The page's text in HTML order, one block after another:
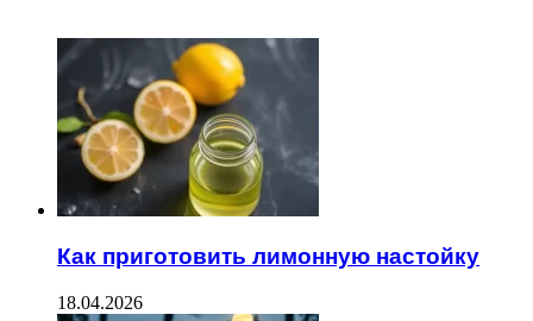
Как приготовить лимонную настойку
18.04.2026